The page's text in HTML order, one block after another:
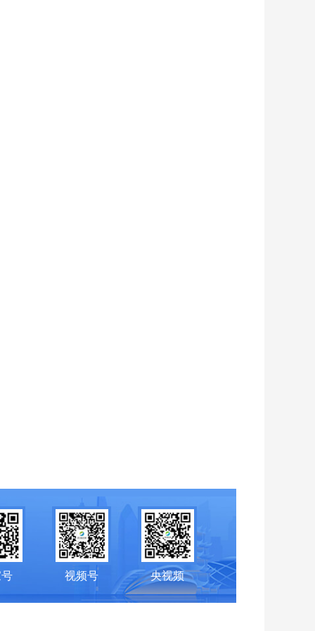
视频号 央视频